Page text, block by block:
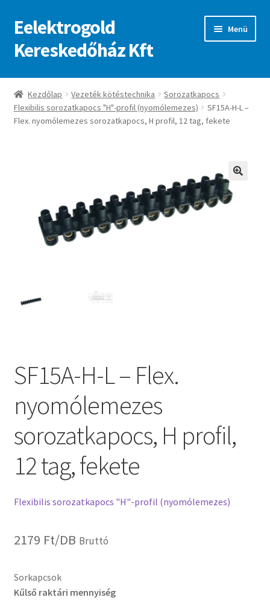
Ugrás
a
navigációhoz
Kilépés
a
tartalomba
Eelektrogold
Kereskedőház Kft
Menü
Kezdőlap
A fiókom
Kezdőlap Vezeték kötéstechnika
Sorozatkapocs
Flexibilis sorozatkapocs "H"-profil (nyomólemezes)
SF15A-H-L –
Flex. nyomólemezes sorozatkapocs, H profil, 12 tag, fekete
SF15A-H-L – Flex.
nyomólemezes
sorozatkapocs, H profil,
12 tag, fekete
Flexibilis sorozatkapocs "H"-profil (nyomólemezes)
2179 Ft/DB Bruttó
Sorkapcsok
Kűlső raktári mennyiség